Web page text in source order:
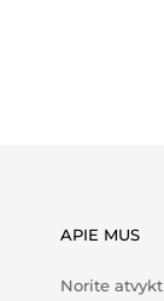
APIE MUS
Norite